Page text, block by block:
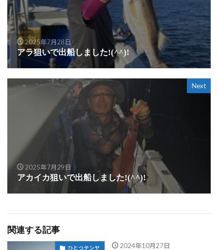
2025年7月28日
アラ狙いで出船しました!(^^)!
Next
2025年7月29日
アカイカ狙いで出船しました!(^^)!
関連する記事
ひとつテンヤ 2024年10月27日